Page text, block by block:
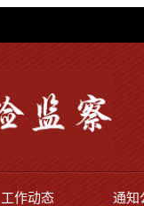
工作动态 通知